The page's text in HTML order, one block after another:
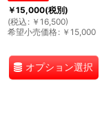
￥15,000(税別)
(税込 : ￥ 16,500)
希望小売価格: ￥ 15,000
オプション選択